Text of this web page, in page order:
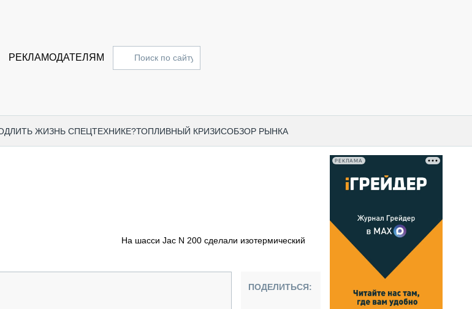
РЕКЛАМОДАТЕЛЯМ
ЖИЗНЬ СПЕЦТЕХНИКЕ?ТОПЛИВНЫЙ КРИЗИСОБЗОР РЫНКА
ПОДЪЁМНАЯ ТЕХНИКА
ПАССАЖИРСКИЙ ТРАНСПОРТ
На шасси Jac N 200 сделали изотермический
ПОДЕЛИТЬСЯ:
РЕКЛАМА